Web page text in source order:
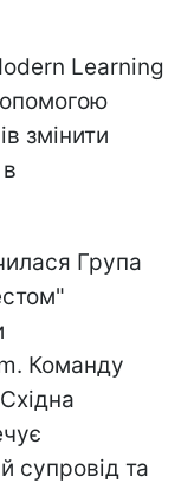
Learning
змінити
Група
Команду
супровід та